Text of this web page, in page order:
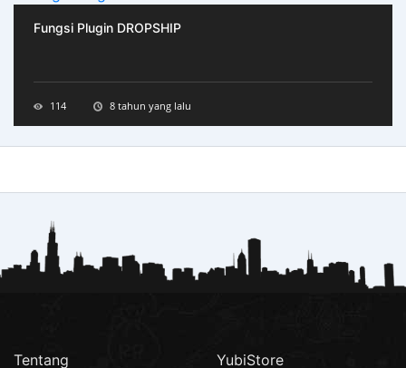
Fungsi Plugin DROPSHIP
114 8 tahun yang lalu
Tentang
YubiStore